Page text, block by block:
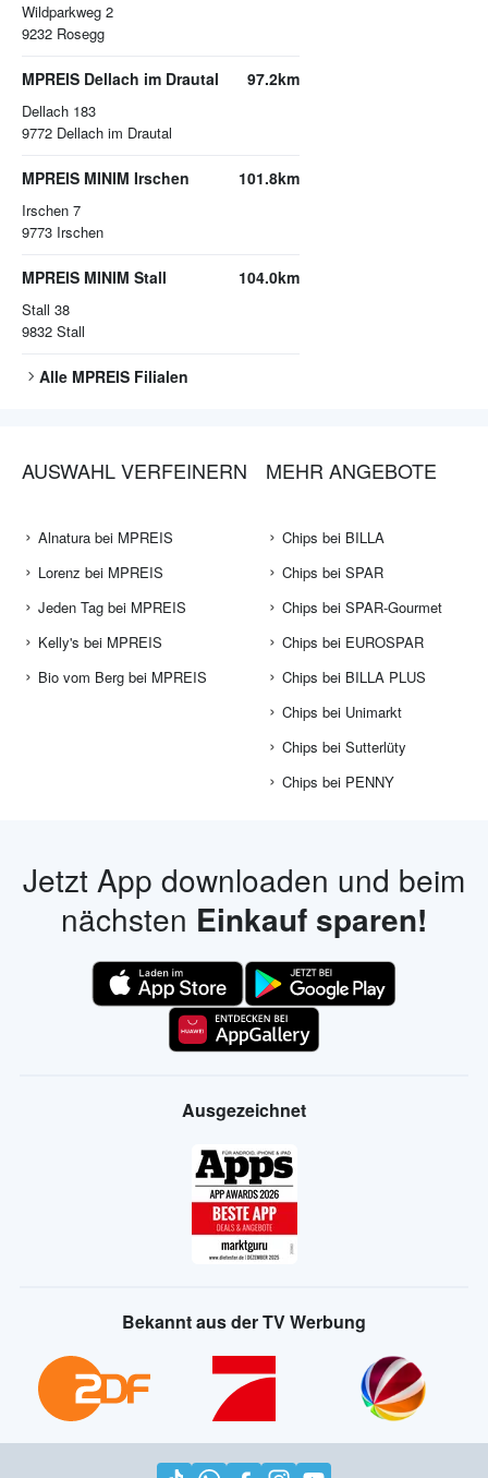
Wildparkweg 2
9232 Rosegg
MPREIS Dellach im Drautal
Dellach 183
9772 Dellach im Drautal
97.2km
MPREIS MINIM Irschen
Irschen 7
9773 Irschen
101.8km
MPREIS MINIM Stall
Stall 38
9832 Stall
104.0km
Alle MPREIS Filialen
AUSWAHL VERFEINERN
Alnatura bei MPREIS
Lorenz bei MPREIS
Jeden Tag bei MPREIS
Kelly's bei MPREIS
Bio vom Berg bei MPREIS
MEHR ANGEBOTE
Chips bei BILLA
Chips bei SPAR
Chips bei SPAR-Gourmet
Chips bei EUROSPAR
Chips bei BILLA PLUS
Chips bei Unimarkt
Chips bei Sutterlüty
Chips bei PENNY
Jetzt App downloaden und beim
nächsten Einkauf sparen!
Ausgezeichnet
Bekannt aus der TV Werbung